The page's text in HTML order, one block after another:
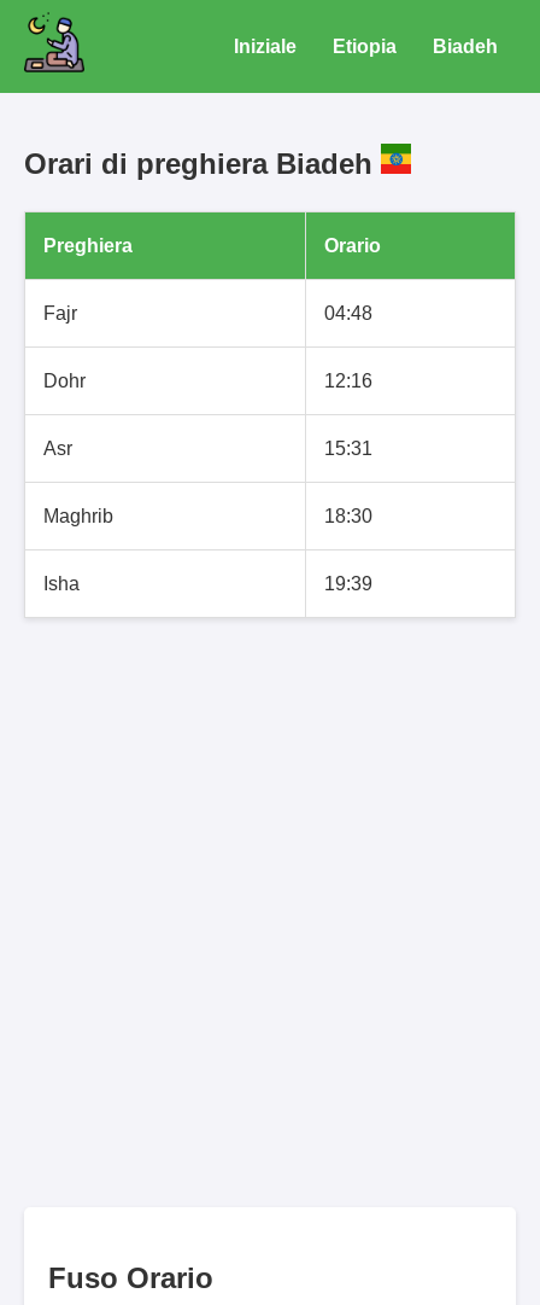
Iniziale Etiopia Biadeh
Orari di preghiera Biadeh
Preghiera Orario
Fajr 04:48
Dohr 12:16
Asr 15:31
Maghrib 18:30
Isha 19:39
Fuso Orario